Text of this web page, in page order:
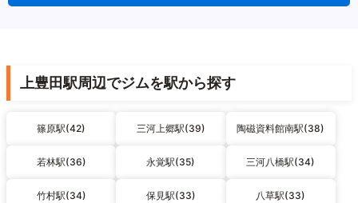
上豊田駅周辺でジムを駅から探す
篠原駅(42) 三河上郷駅(39) 陶磁資料館南駅(38)
若林駅(36) 永覚駅(35) 三河八橋駅(34)
竹村駅(34) 保見駅(33) 八草駅(33)